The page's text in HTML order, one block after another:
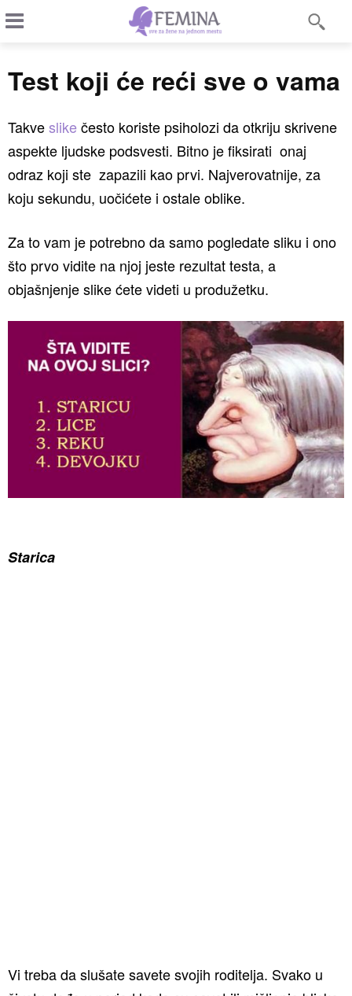
Test koji će reći sve o vama
Takveslikečesto koriste psiholozi da otkriju skrivene
aspekte ljudske podsvesti. Bitno je fiksirati onaj
odraz koji ste zapazili kao prvi. Najverovatnije, za
koju sekundu, uočićete i ostale oblike.
Za to vam je potrebno da samo pogledate sliku i ono
što prvo vidite na njoj jeste rezultat testa, a
objašnjenje slike ćete videti u produžetku.
Starica
Vi treba da slušate savete svojih roditelja. Svako u